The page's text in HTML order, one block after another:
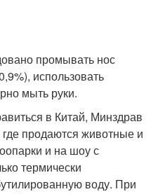
промывать нос
использовать
мыть руки.
в Китай, Минздрав
продаются животные и
и на шоу с
термически
воду. При